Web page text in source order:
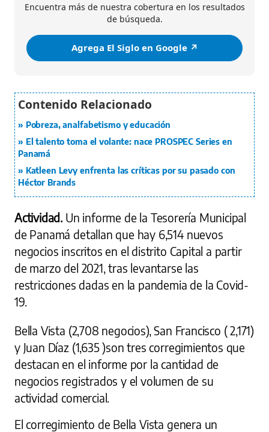
Encuentra más de nuestra cobertura en los resultados
de búsqueda.
Agrega El Siglo en Google ↗️
Pobreza, analfabetismo y educación
El talento toma el volante: nace PROSPEC Series en
Panamá
Katleen Levy enfrenta las críticas por su pasado con
Héctor Brands
Actividad. Un informe de la Tesorería Municipal
de Panamá detallan que hay 6,514 nuevos
negocios inscritos en el distrito Capital a partir
de marzo del 2021, tras levantarse las
restricciones dadas en la pandemia de la Covid-
19.
Bella Vista (2,708 negocios), San Francisco ( 2,171)
y Juan Díaz (1,635 )son tres corregimientos que
destacan en el informe por la cantidad de
negocios registrados y el volumen de su
actividad comercial.
El corregimiento de Bella Vista genera un